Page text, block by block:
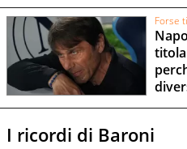
Forse
I ricordi di Baroni